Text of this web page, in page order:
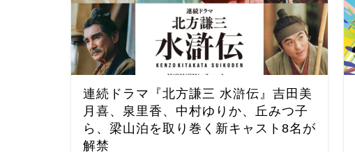
連続ドラマ『北方謙三 水滸伝』吉田美
月喜、泉里香、中村ゆりか、丘みつ子
ら、梁山泊を取り巻く新キャスト8名が
解禁